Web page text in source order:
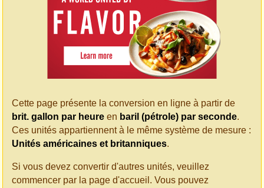
Cette page présente la conversion en ligne à partir de
brit. gallon par heure en baril (pétrole) par seconde.
Ces unités appartiennent à le même système de mesure :
Unités américaines et britanniques.
Si vous devez convertir d'autres unités, veuillez
commencer par la page d'accueil. Vous pouvez